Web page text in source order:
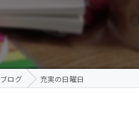
ブログ 充実の日曜日